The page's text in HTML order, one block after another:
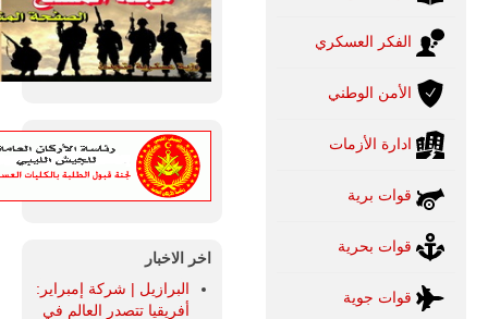
الفكر العسكري
الأمن الوطني
ادارة الأزمات
قوات برية
قوات بحرية
قوات جوية
اخر الاخبار
البرازيل | شركة إمبراير:
أفريقيا تتصدر العالم في